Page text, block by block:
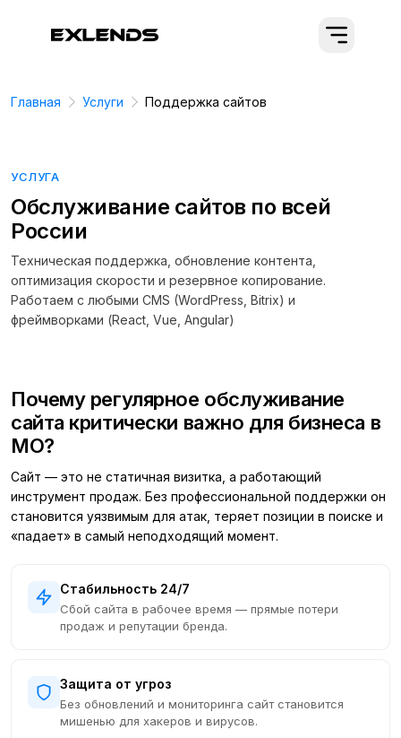
Главная Услуги Поддержка сайтов
УСЛУГА
Обслуживание сайтов по всей
России
Техническая поддержка, обновление контента,
оптимизация скорости и резервное копирование.
Работаем с любыми CMS (WordPress, Bitrix) и
фреймворками (React, Vue, Angular)
Почему регулярное обслуживание
сайта критически важно для бизнеса в
МО?
Сайт — это не статичная визитка, а работающий
инструмент продаж. Без профессиональной поддержки он
становится уязвимым для атак, теряет позиции в поиске и
«падает» в самый неподходящий момент.
Стабильность 24/7
Сбой сайта в рабочее время — прямые потери
продаж и репутации бренда.
Защита от угроз
Без обновлений и мониторинга сайт становится
мишенью для хакеров и вирусов.